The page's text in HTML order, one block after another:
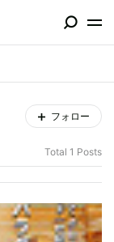
フォロー
Total 1 Posts